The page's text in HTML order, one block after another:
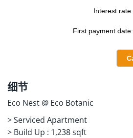
Interest rate:
First payment date:
细节
Eco Nest @ Eco Botanic
> Serviced Apartment
> Build Up : 1,238 sqft